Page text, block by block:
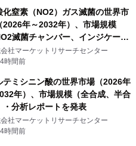
化窒素（NO2）ガス滅菌の世界市
2026年～2032年）、市場規模
滅菌チャンバー、インジケータ
よびモニタリングシステム、その
・分析レポートを発表
社マーケットリサーチセンター
時間前
テミシニン酸の世界市場（2026年
年）、市場規模（全合成、半合
・分析レポートを発表
社マーケットリサーチセンター
時間前